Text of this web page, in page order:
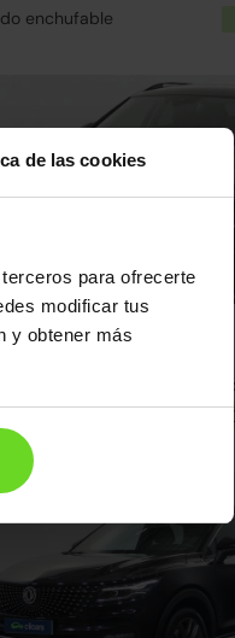
de las cookies
para ofrecerte
modificar tus
y obtener más
enchufable
Formentor
27.797km | 204CV |
enchufable